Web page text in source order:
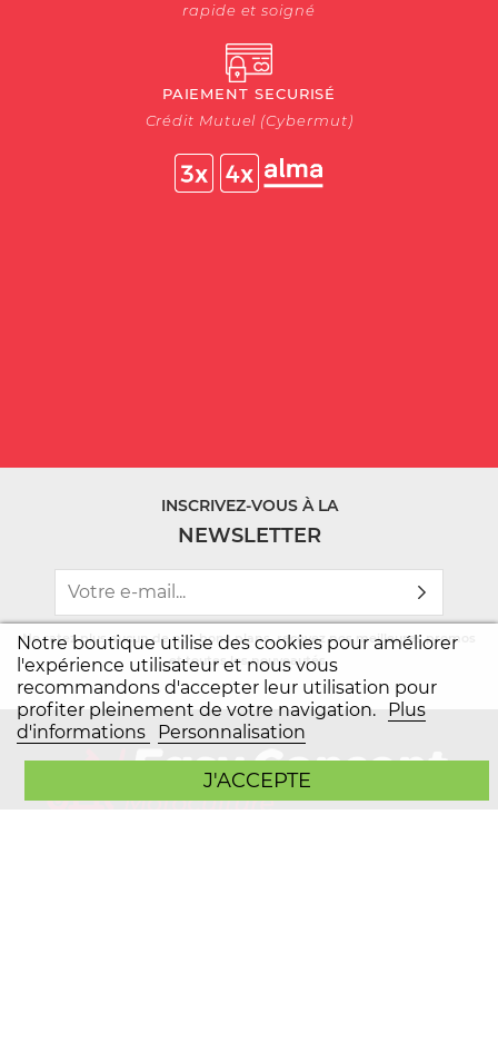
Notre boutique utilise des cookies pour améliorer
l'expérience utilisateur et nous vous
recommandons d'accepter leur utilisation pour
profiter pleinement de votre navigation.
Plus
d'informations
Personnalisation
J'ACCEPTE
rapide et soigné
PAIEMENT SECURISÉ
Crédit Mutuel (Cybermut)
INSCRIVEZ-VOUS À LA
NEWSLETTER
Ne ratez plus aucun de nos bons plans, recevez nos meilleures promos
et toutes les nouveautés.